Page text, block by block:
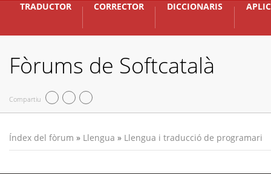
TRADUCTOR CORRECTOR DICCIONARIS
Fòrums de Softcatalà
Compartiu
Índex del fòrum » Llengua » Llengua i traducció de programari